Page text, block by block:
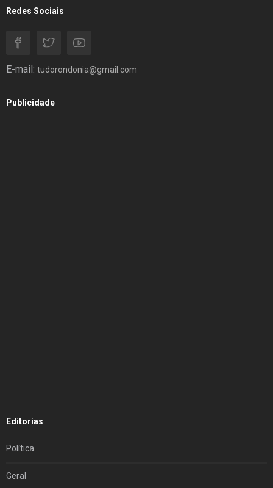
Redes Sociais
E-mail: tudorondonia@gmail.com
Publicidade
Editorias
Política
Geral